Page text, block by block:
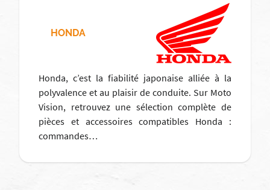
HONDA
Honda, c’est la fiabilité japonaise alliée à la
polyvalence et au plaisir de conduite. Sur Moto
Vision, retrouvez une sélection complète de
pièces et accessoires compatibles Honda :
commandes…